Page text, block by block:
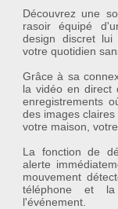
Découvrez une
rasoir équipé
design discret lui
votre quotidien
Grâce à sa
la vidéo en direct
enregistrements
des images
votre maison,
La fonction de
alerte
mouvement
téléphone et la
l'événement.